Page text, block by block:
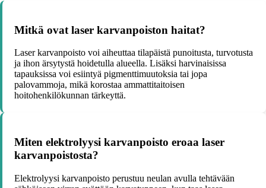
Mitkä ovat laser karvanpoiston haitat?
Laser karvanpoisto voi aiheuttaa tilapäistä punoitusta, turvotusta
ja ihon ärsytystä hoidetulla alueella. Lisäksi harvinaisissa
tapauksissa voi esiintyä pigmenttimuutoksia tai jopa
palovammoja, mikä korostaa ammattitaitoisen
hoitohenkilökunnan tärkeyttä.
Miten elektrolyysi karvanpoisto eroaa laser
karvanpoistosta?
Elektrolyysi karvanpoisto perustuu neulan avulla tehtävään